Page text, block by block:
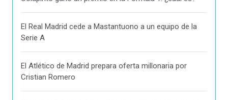
El Real Madrid cede a Mastantuono a un equipo de la
Serie A
El Atlético de Madrid prepara oferta millonaria por
Cristian Romero